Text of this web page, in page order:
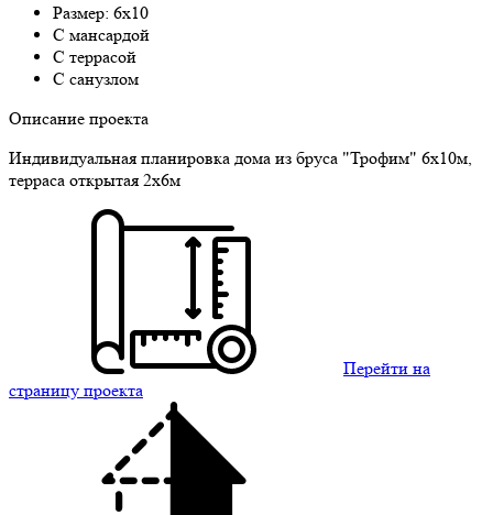
Размер: 6х10
C мансардой
C террасой
С санузлом
Описание проекта
Индивидуальная планировка дома из бруса "Трофим" 6х10м,
терраса открытая 2х6м
Перейти на
страницу проекта